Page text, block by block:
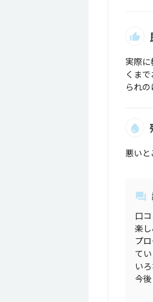
実際に
くま
られ
悪いと
口
楽
プ
て
い
今